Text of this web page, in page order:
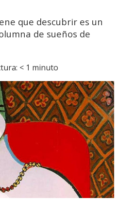
que descubrir es un
de sueños de
< 1 minuto